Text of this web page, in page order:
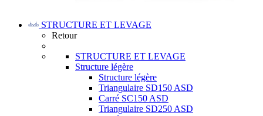
STRUCTURE ET LEVAGE
Retour
STRUCTURE ET LEVAGE
Structure légère
Structure légère
Triangulaire SD150 ASD
Carré SC150 ASD
Triangulaire SD250 ASD